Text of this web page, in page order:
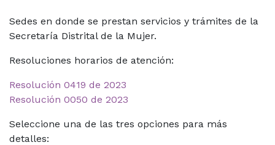
Sedes en donde se prestan servicios y trámites de la
Secretaría Distrital de la Mujer.
Resoluciones horarios de atención:
Resolución 0419 de 2023
Resolución 0050 de 2023
Seleccione una de las tres opciones para más
detalles: